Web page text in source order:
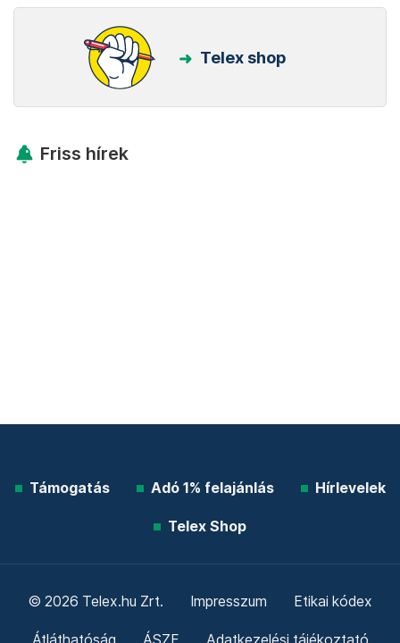
Telex shop
Friss hírek
Támogatás Adó 1% felajánlás Hírlevelek
Telex Shop
© 2026 Telex.hu Zrt. Impresszum Etikai kódex